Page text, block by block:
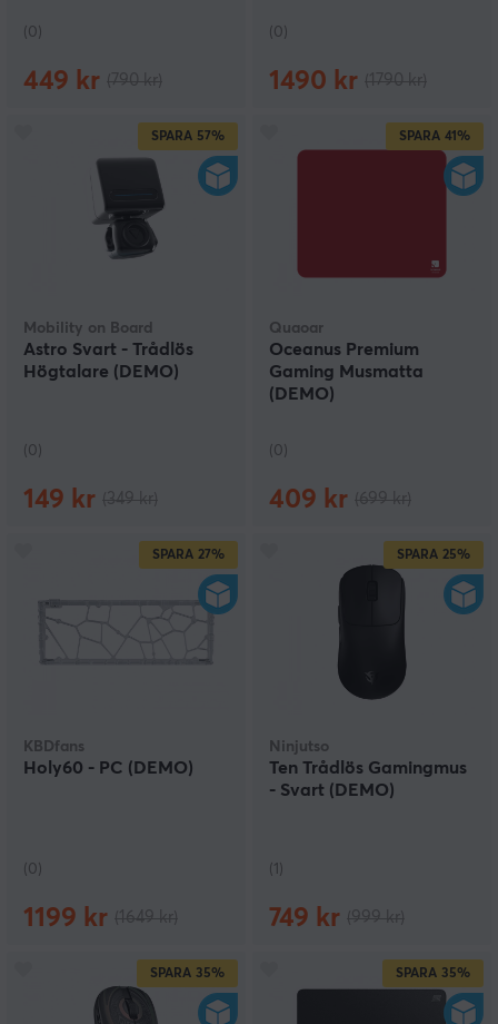
(0)
449 kr
(0)
1490 kr
SPARA 57%
Mobility on Board
Astro Svart - Trådlös
Högtalare (DEMO)
(0)
149 kr
SPARA 41%
Quaoar
Oceanus Premium
Gaming Musmatta
(DEMO)
(0)
409 kr
SPARA 27%
KBDfans
Holy60 - PC (DEMO)
(0)
1199 kr
SPARA 25%
Ninjutso
Ten Trådlös Gamingmus
- Svart (DEMO)
(1)
749 kr
SPARA 35% SPARA 35%